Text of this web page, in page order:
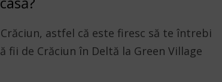
astfel că este firesc să te întrebi
de Crăciun în Deltă la Green Village